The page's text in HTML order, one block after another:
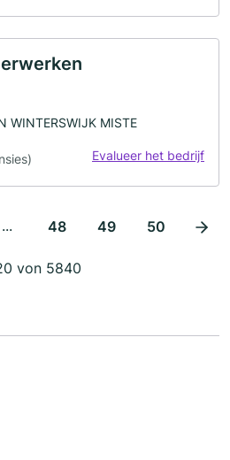
WINTERSWIJK MISTE
Evalueer het bedrijf
... 48 49 50
von 5840